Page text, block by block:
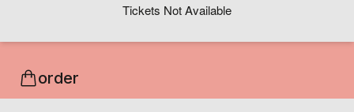
Tickets Not Available
order